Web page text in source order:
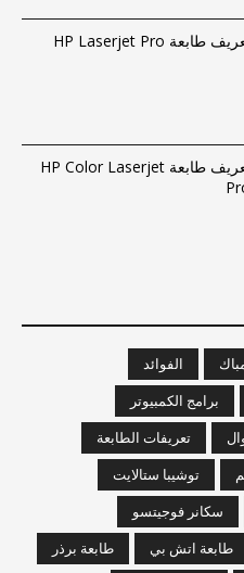
تحميل تعريف طابعة HP Laserjet Pro
تحميل تعريف طابعة HP Color Laserjet
الفوائد
برامج الكمبيوتر
تعريفات الطابعة
توشيبا ستالايت
سكانر فوجيتسو
طابعة اتش بي
طابعة برذر